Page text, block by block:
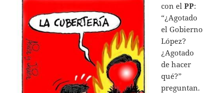
con elPP:
“¿Agotado
el Gobierno
López?
¿Agotado
de hacer
qué?”
preguntan.